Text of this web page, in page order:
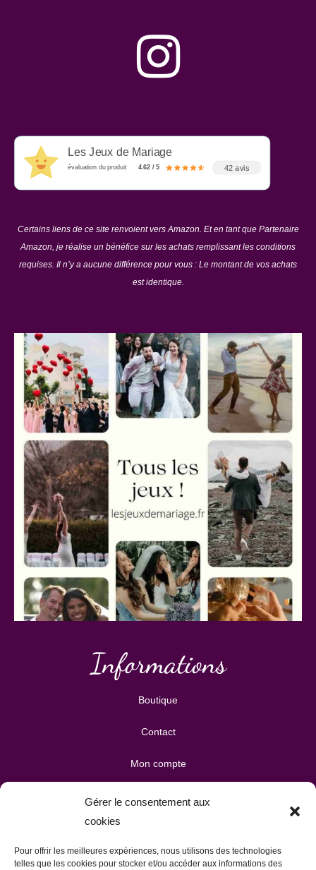
Gérer le consentement aux
cookies
Pour offrir les meilleures expériences, nous utilisons des technologies
telles que les cookies pour stocker et/ou accéder aux informations des
Les Jeux de Mariage
évaluation du produit 4.62 / 5 42 avis
Certains liens de ce site renvoient vers Amazon. Et en tant que Partenaire
Amazon, je réalise un bénéfice sur les achats remplissant les conditions
requises. Il n’y a aucune différence pour vous : Le montant de vos achats
est identique.
Informations
Boutique
Contact
Mon compte
Mes téléchargements
Publicité & partenariats